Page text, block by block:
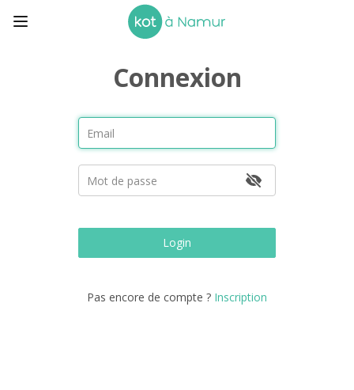
Connexion
Login
Pas encore de compte ? Inscription